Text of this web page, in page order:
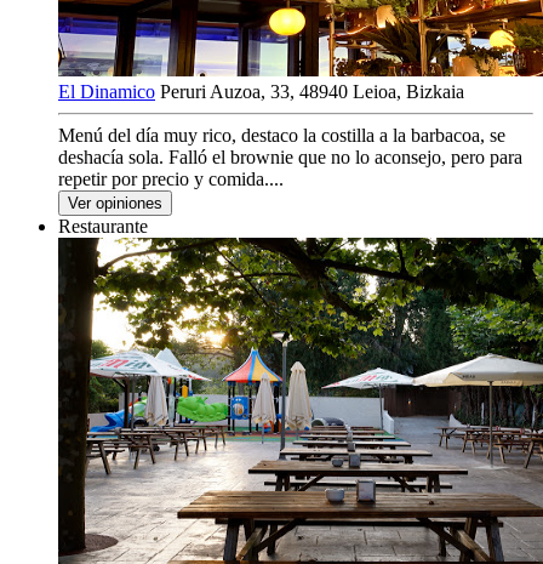
El Dinamico Peruri Auzoa, 33, 48940 Leioa, Bizkaia
Menú del día muy rico, destaco la costilla a la barbacoa, se
deshacía sola. Falló el brownie que no lo aconsejo, pero para
repetir por precio y comida....
Ver opiniones
Restaurante